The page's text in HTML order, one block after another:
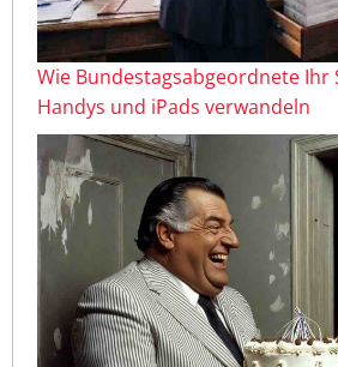
Wie Bundestagsabgeordnete Ihr
Handys und iPads verwandeln